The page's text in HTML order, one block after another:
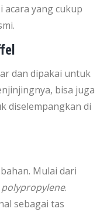
acara yang cukup
dan dipakai untuk
bisa juga
diselempangkan di
Mulai dari
polypropylene.
sebagai tas